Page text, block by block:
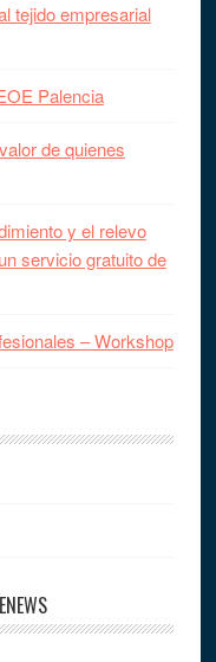
tejido empresarial
Palencia
de quienes
y el relevo
servicio gratuito de
– Workshop